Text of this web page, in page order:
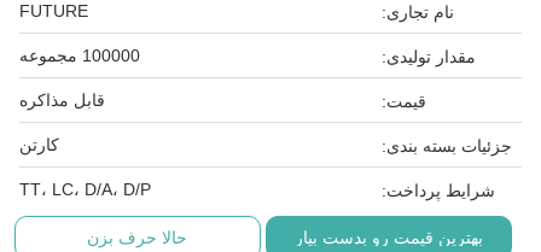
نام تجاری: FUTURE
مقدار تولیدی: 100000 مجموعه
قیمت: قابل مذاکره
جزئیات بسته بندی: کارتن
شرایط پرداخت: TT، LC، D/A، D/P
بهترین قیمت رو بدست بیار حالا حرف بزن